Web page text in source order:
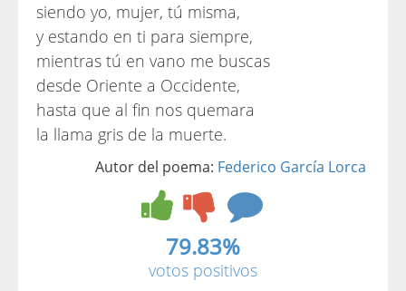
siendo yo, mujer, tú misma,
y estando en ti para siempre,
mientras tú en vano me buscas
desde Oriente a Occidente,
hasta que al fin nos quemara
la llama gris de la muerte.
Autor del poema: Federico García Lorca
79.83%
votos positivos